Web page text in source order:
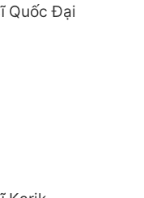
Quốc Đại